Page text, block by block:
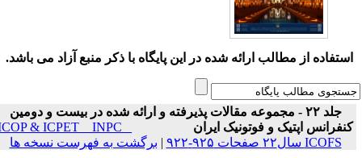
استفاده از مطالب ارائه شده در این پایگاه با ذکر منبع آزاد می باشد.
جلد ۲۲ - مجموعه مقالات پذیرفته و ارائه شده در بیست و دومین
کنفرانس اپتیک و فوتونیک ایران
ICOP & ICPET _ INPC _
ICOFS سال۲۲ صفحات ۹۲۵-۹۲۲
|برگشت به فهرست نسخه ها